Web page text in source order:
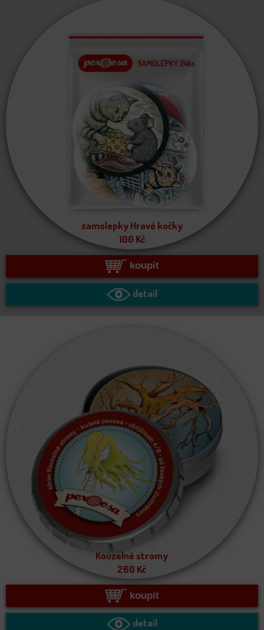
samolepky Hravé kočky
100 Kč
koupit
detail
Kouzelné stromy
260 Kč
koupit
detail